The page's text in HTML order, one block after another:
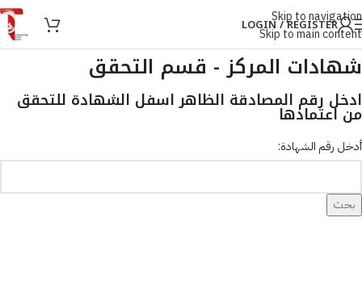
Skip to navigation
Skip to main content
LOGIN / REGISTER
شهادات المركز - قسم التحقق
ادخل رقم المصادقة الظاهر اسفل الشهادة للتحقق
من اعتمادها
أدخل رقم الشهادة:
بحث